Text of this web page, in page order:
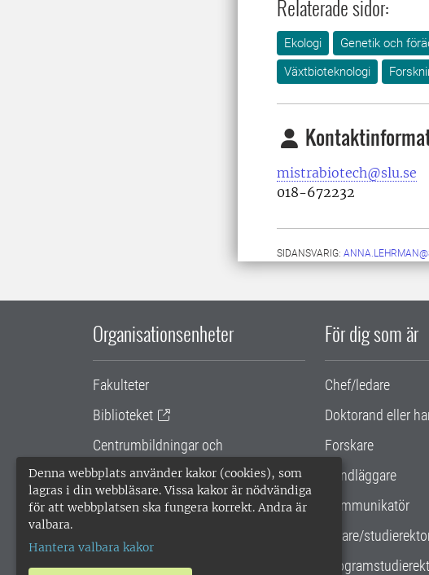
Denna webbplats använder kakor (cookies), som
lagras i din webbläsare. Vissa kakor är nödvändiga
för att webbplatsen ska fungera korrekt. Andra är
valbara.
Hantera valbara kakor
Relaterade sidor:
Ekologi Genetik och
Växtbioteknologi
mistrabiotech@slu.se
018-672232
SIDANSVARIG:
Organisationsenheter
Fakulteter
Biblioteket
Centrumbildningar och
samarbetsprojekt
Gemensamma verksamhetsstödet
För dig som är
Chef/ledare
Doktorand eller
Forskare
Handläggare
Kommunikatör
Lärare/